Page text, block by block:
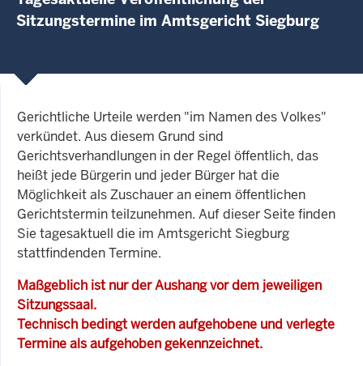
Sitzungstermine im Amtsgericht Siegburg
Gerichtliche Urteile werden "im Namen des Volkes"
verkündet. Aus diesem Grund sind
Gerichtsverhandlungen in der Regel öffentlich, das
heißt jede Bürgerin und jeder Bürger hat die
Möglichkeit als Zuschauer an einem öffentlichen
Gerichtstermin teilzunehmen. Auf dieser Seite finden
Sie tagesaktuell die im Amtsgericht Siegburg
stattfindenden Termine.
Maßgeblich ist nur der Aushang vor dem jeweiligen
Sitzungssaal.
Technisch bedingt werden aufgehobene und verlegte
Termine als aufgehoben gekennzeichnet.